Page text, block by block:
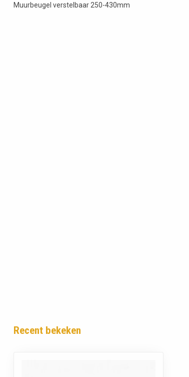
Muurbeugel verstelbaar 250-430mm
Recent bekeken